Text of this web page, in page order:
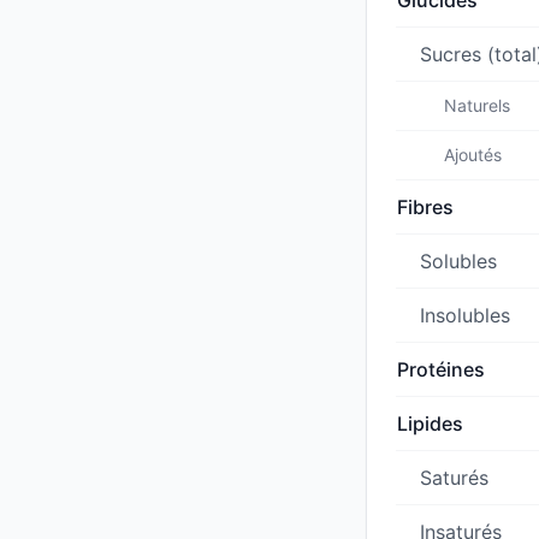
Sucres
Naturels
Ajoutés
Fibres
Solubles
Insolubles
Protéines
Lipides
Saturés
Insaturés